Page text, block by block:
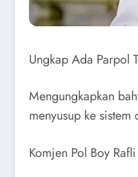
Ungkap Ada Parpol
Mengungkapkan
menyusup ke
Komjen Pol Boy